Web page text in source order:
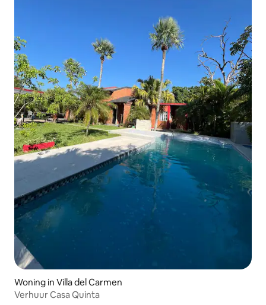
Woning in Villa del Carmen
Verhuur Casa Quinta